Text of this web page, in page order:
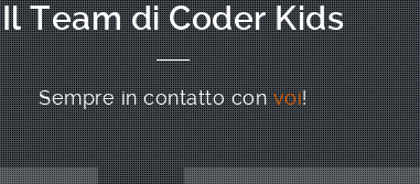
Il Team di Coder Kids
Sempre in contatto convoi!